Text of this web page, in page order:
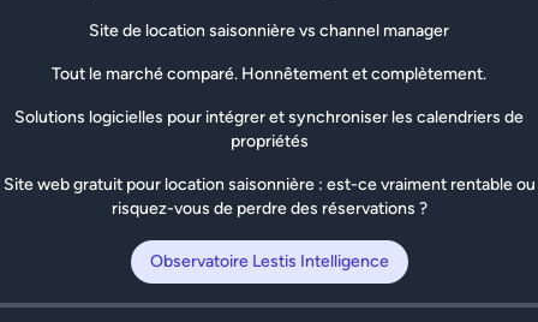
Site de location saisonnière vs channel manager
Tout le marché comparé. Honnêtement et complètement.
Solutions logicielles pour intégrer et synchroniser les calendriers de
propriétés
Site web gratuit pour location saisonnière : est-ce vraiment rentable ou
risquez-vous de perdre des réservations ?
Observatoire Lestis Intelligence